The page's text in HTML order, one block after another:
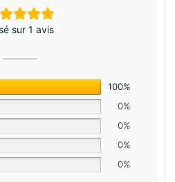
sur 1 avis
100%
0%
0%
0%
0%